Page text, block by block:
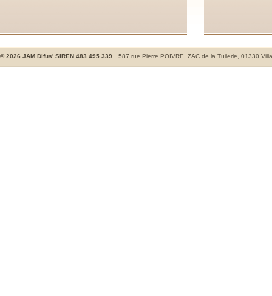
©2026 JAM Difus' SIREN 483 495 339 587 rue Pierre POIVRE, ZAC de la Tuilerie, 01330